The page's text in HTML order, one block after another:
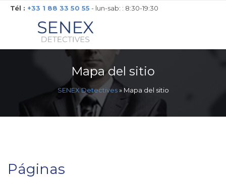
Tél : +33 1 88 33 50 55 - lun-sab: : 8:30-19:30
Mapa del sitio
SENEX Detectives» Mapa del sitio
Páginas